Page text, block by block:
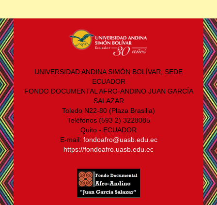
UNIVERSIDAD ANDINA SIMÓN BOLÍVAR, SEDE
ECUADOR
FONDO DOCUMENTAL AFRO-ANDINO JUAN GARCÍA
SALAZAR
Toledo N22-80 (Plaza Brasilia)
Teléfonos (593 2) 3228085
Quito - ECUADOR
E-mail: fondoafro@uasb.edu.ec
https://fondoafro.uasb.edu.ec